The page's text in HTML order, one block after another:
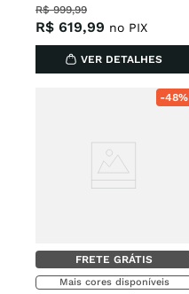
R$ 999,99
R$ 619,99 no PIX
VER DETALHES
-48%
FRETE GRÁTIS
Mais cores disponíveis